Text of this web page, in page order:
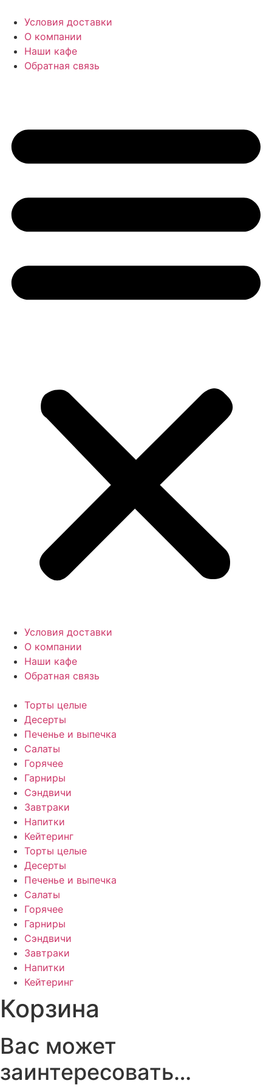
содержимому
Условия доставки
О компании
Наши кафе
Обратная связь
Условия доставки
О компании
Наши кафе
Обратная связь
Торты целые
Десерты
Печенье и выпечка
Салаты
Горячее
Гарниры
Сэндвичи
Завтраки
Напитки
Кейтеринг
Торты целые
Десерты
Печенье и выпечка
Салаты
Горячее
Гарниры
Сэндвичи
Завтраки
Напитки
Кейтеринг
Корзина
Вас может
заинтересовать…